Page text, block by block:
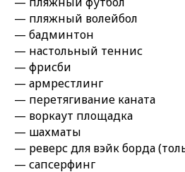
— пляжный волейбол
— бадминтон
— настольный теннис
— фрисби
— армрестлинг
— перетягивание каната
— воркаут площадка
— шахматы
— реверс для вэйк борда
— сапсерфинг